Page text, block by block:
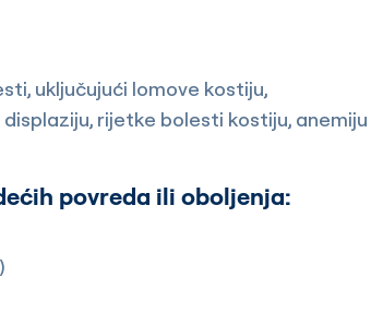
uključujući lomove kostiju,
rijetke bolesti kostiju, anemiju
povreda ili oboljenja: